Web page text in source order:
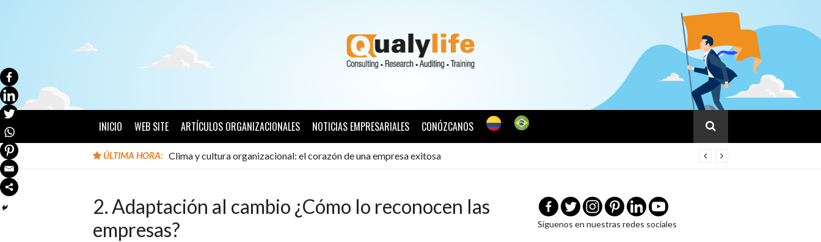
INICIO WEB SITE ARTÍCULOS ORGANIZACIONALES NOTICIAS EMPRESARIALES CONÓZCANOS
ÚLTIMA HORA: Clima y cultura organizacional: el corazón de una empresa exitosa
2. Adaptación al cambio ¿Cómo lo reconocen las
empresas?
Síguenos en nuestras redes sociales